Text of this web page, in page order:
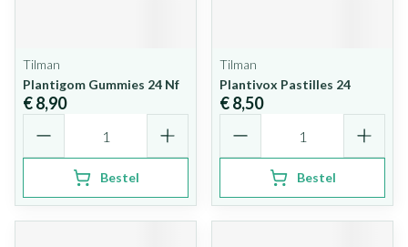
Tilman
Plantigom Gummies 24 Nf
€ 8,90
Bestel
Tilman
Plantivox Pastilles 24
€ 8,50
Bestel